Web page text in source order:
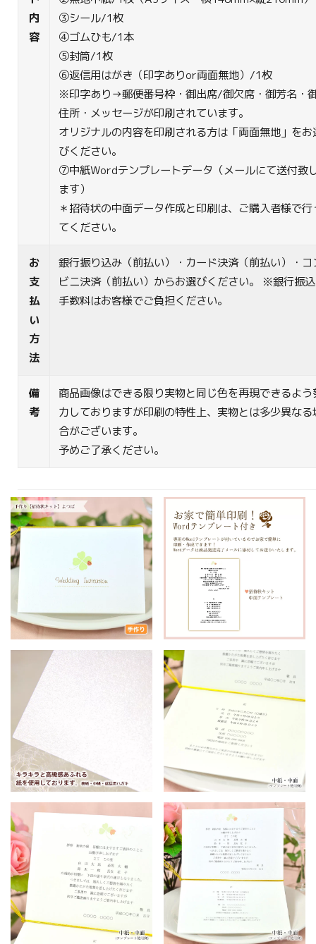
内
容
③シール/1枚
④ゴムひも/1本
⑤封筒/1枚
⑥返信用はがき（印字ありor両面無地）/1枚
※印字あり→郵便番号枠・御出席/御欠席・御芳名・
住所・メッセージが印刷されています。
オリジナルの内容を印刷される方は「両面無地」をお
びください。
⑦中紙Wordテンプレートデータ（メールにて送付致
ます）
＊招待状の中面データ作成と印刷は、ご購入者様で行
てください。
お
支
払
い
方
法
銀行振り込み（前払い）・カード決済（前払い）・コ
ビニ決済（前払い）からお選びください。 ※銀行振
手数料はお客様でご負担ください。
備
考
商品画像はできる限り実物と同じ色を再現できるよう
力しておりますが印刷の特性上、実物とは多少異なる
合がございます。
予めご了承ください。